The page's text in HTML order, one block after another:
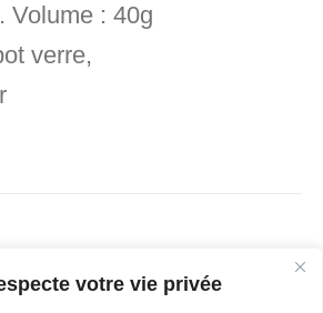
votre vie privée
Volume :40g
verre,